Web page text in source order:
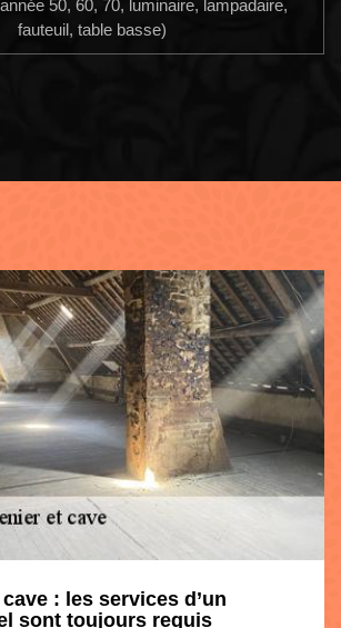
50, 60, 70, luminaire, lampadaire,
fauteuil, table basse)
: les services d’un
sont toujours requis